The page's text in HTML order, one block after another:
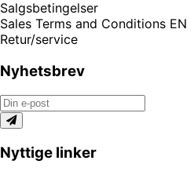
Salgsbetingelser
Sales Terms and Conditions EN
Retur/service
Nyhetsbrev
Nyttige linker